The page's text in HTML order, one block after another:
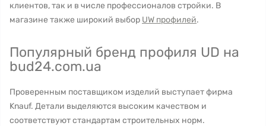
клиентов, так и в числе профессионалов стройки. В
магазине также широкий выбор UW профилей.
Популярный бренд профиля UD на
bud24.com.ua
Проверенным поставщиком изделий выступает фирма
Knauf. Детали выделяются высоким качеством и
соответствуют стандартам строительных норм.